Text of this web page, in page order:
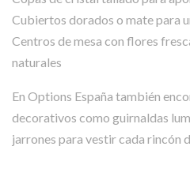
Cubiertos dorados o mate para
Centros de mesa con flores
naturales
En Options España también
decorativos como guirnaldas
jarrones para vestir cada rincón